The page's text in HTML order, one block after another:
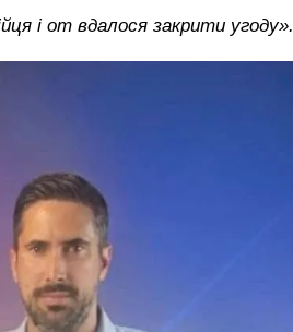
і от вдалося закрити угоду».